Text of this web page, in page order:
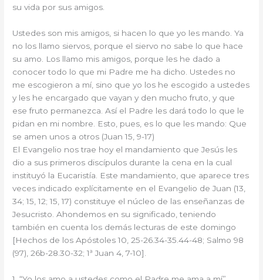
su vida por sus amigos.
Ustedes son mis amigos, si hacen lo que yo les mando. Ya
no los llamo siervos, porque el siervo no sabe lo que hace
su amo. Los llamo mis amigos, porque les he dado a
conocer todo lo que mi Padre me ha dicho. Ustedes no
me escogieron a mí, sino que yo los he escogido a ustedes
y les he encargado que vayan y den mucho fruto, y que
ese fruto permanezca. Así el Padre les dará todo lo que le
pidan en mi nombre. Esto, pues, es lo que les mando: Que
se amen unos a otros (Juan 15, 9-17)
El Evangelio nos trae hoy el mandamiento que Jesús les
dio a sus primeros discípulos durante la cena en la cual
instituyó la Eucaristía. Este mandamiento, que aparece tres
veces indicado explícitamente en el Evangelio de Juan (13,
34; 15, 12; 15, 17) constituye el núcleo de las enseñanzas de
Jesucristo. Ahondemos en su significado, teniendo
también en cuenta los demás lecturas de este domingo
[Hechos de los Apóstoles 10, 25-26.34-35.44-48; Salmo 98
(97), 26b-28.30-32; 1ª Juan 4, 7-10].